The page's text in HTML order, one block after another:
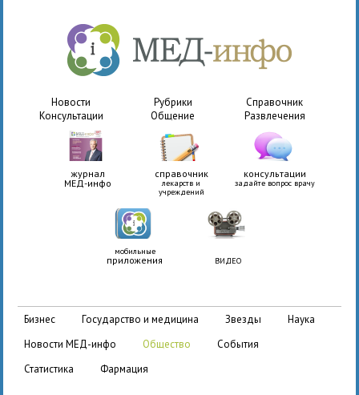
Новости Рубрики
Справочник
Консультации
Общение Развлечения
журнал
МЕД-инфо
справочник
лекарств и
учреждений
консультации
задайте вопрос врачу
мобильные
приложения ВИДЕО
бизнес государство и медицина звезды
наука
новости МЕД-инфо
общество
события
статистика
фармация